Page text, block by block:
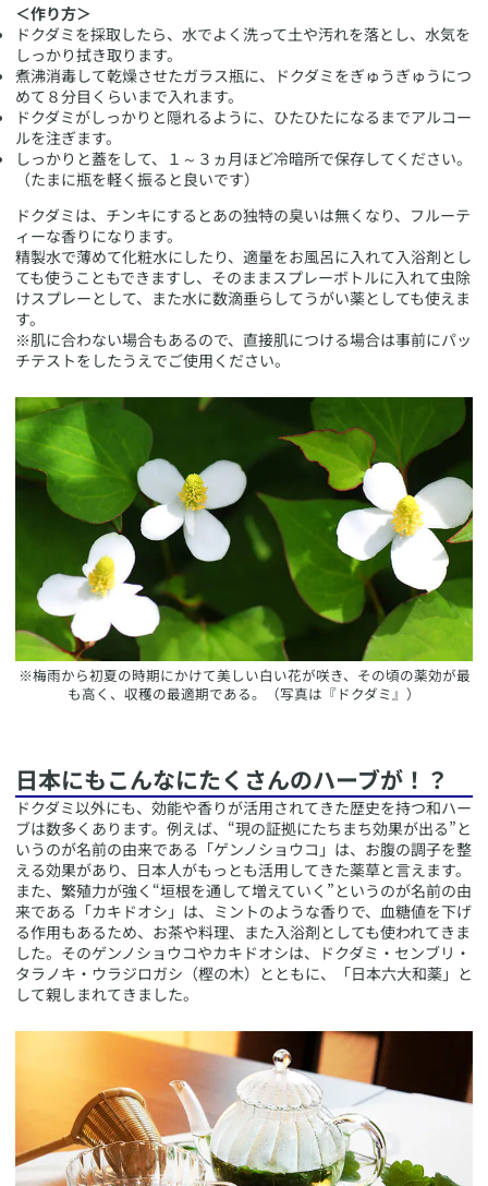
＜作り方＞
ドクダミを採取したら、水でよく洗って土や汚れを落とし、水気を
しっかり拭き取ります。
煮沸消毒して乾燥させたガラス瓶に、ドクダミをぎゅうぎゅうにつ
めて８分目くらいまで入れます。
ドクダミがしっかりと隠れるように、ひたひたになるまでアルコー
ルを注ぎます。
しっかりと蓋をして、１～３ヵ月ほど冷暗所で保存してください。
（たまに瓶を軽く振ると良いです）
​ドクダミは、チンキにするとあの独特の臭いは無くなり、フルーテ
ィーな香りになります。
精製水で薄めて化粧水にしたり、適量をお風呂に入れて入浴剤とし
ても使うこともできますし、そのままスプレーボトルに入れて虫除
けスプレーとして、また水に数滴垂らしてうがい薬としても使えま
す。
※肌に合わない場合もあるので、直接肌につける場合は事前にパッ
チテストをしたうえでご使用ください。
​※梅雨から初夏の時期にかけて美しい白い花が咲き、その頃の薬効が最
も高く、収穫の最適期である。（写真は『ドクダミ』）
​日本にもこんなにたくさんのハーブが！？
​ドクダミ以外にも、効能や香りが活用されてきた歴史を持つ和ハー
ブは数多くあります。例えば、“現の証拠にたちまち効果が出る”と
いうのが名前の由来である「ゲンノショウコ」は、お腹の調子を整
える効果があり、日本人がもっとも活用してきた薬草と言えます。
また、繁殖力が強く“垣根を通して増えていく”というのが名前の由
来である「カキドオシ」は、ミントのような香りで、血糖値を下げ
る作用もあるため、お茶や料理、また入浴剤としても使われてきま
した。そのゲンノショウコやカキドオシは、ドクダミ・センブリ・
タラノキ・ウラジロガシ（樫の木）とともに、「日本六大和薬」と
して親しまれてきました。